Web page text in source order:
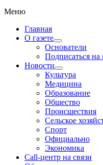
Меню
Главная
О газете
Основатели
Подписаться на
Новости
Культура
Медицина
Образование
Общество
Происшествия
Сельское
Спорт
Официально
Экономика
Call-центр на связи